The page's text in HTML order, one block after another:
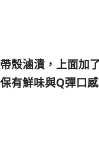
殼滷漬，上面加
有鮮味與Q彈口感